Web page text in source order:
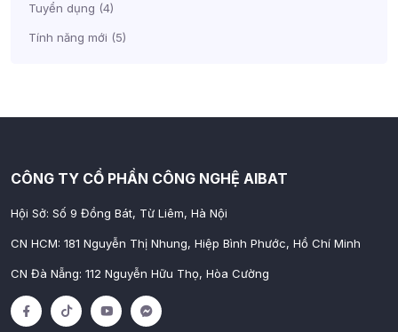
Tuyển dụng (4)
Tính năng mới (5)
CÔNG TY CỔ PHẦN CÔNG NGHỆ AIBAT
Hội Sở: Số 9 Đồng Bát, Từ Liêm, Hà Nội
CN HCM: 181 Nguyễn Thị Nhung, Hiệp Bình Phước, Hồ Chí Minh
CN Đà Nẵng: 112 Nguyễn Hữu Thọ, Hòa Cường